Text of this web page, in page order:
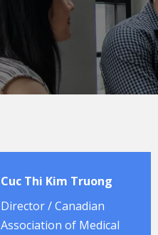
Cuc Thi Kim Truong
Director /Canadian
Association of Medical